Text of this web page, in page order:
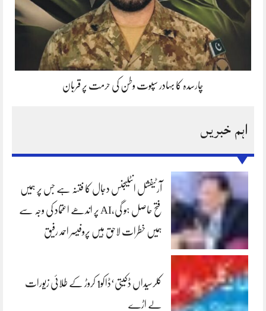
چارسدہ کا بہادر سپوت وطن کی حرمت پر قربان
اہم خبریں
آرٹیفشل انٹلیجنس دجال کا فتنہ ہے جس پر ہمیں
فتح حاصل ہو گی،AI پر اندھے اعتماد کی وجہ سے
ہمیں خطرات لاحق ہیں پروفیسر احمد رفیق
کلرسیداں ڈکیتی‘ڈاکو1 کروڑ کے طلائی زیورات
لے اڑے